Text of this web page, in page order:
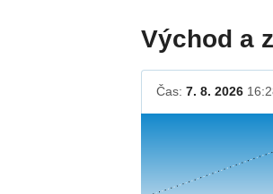
Východ a
Čas:7. 8. 2026